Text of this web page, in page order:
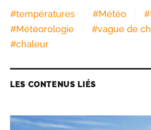
#températures #Météo #
#Météorologie #vague de
#chaleur
LES CONTENUS LIÉS